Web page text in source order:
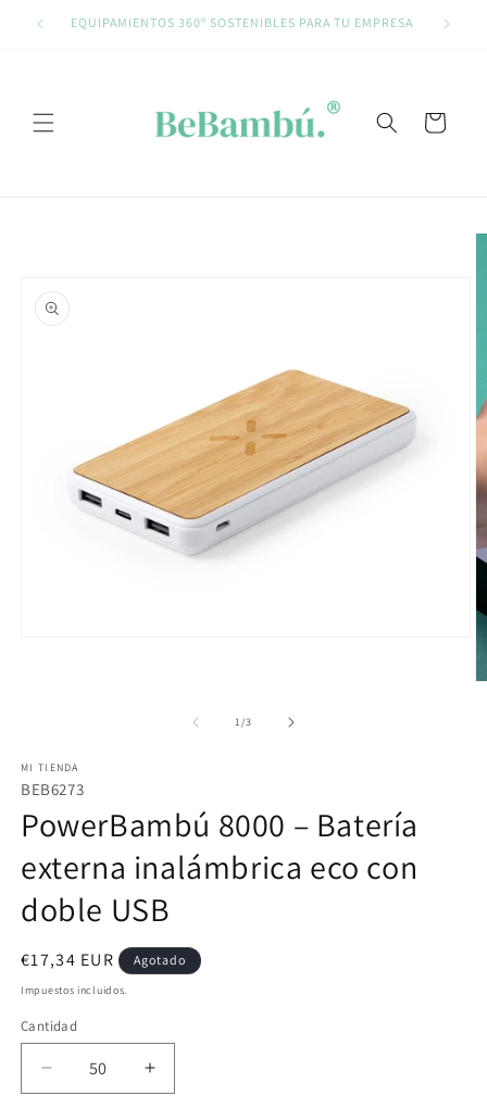
directamenteEQUIPAMIENTOS 360º SOSTENIBLES PARA TU EMPRESA
Carrito
del producto
1/de
3
MI TIENDA
BEB6273
PowerBambú 8000 – Batería
externa inalámbrica eco con
doble USB
Precio
habitual
€17,34 EUR Agotado
Impuestos incluidos.
Cantidad
Reducir
Aumentar